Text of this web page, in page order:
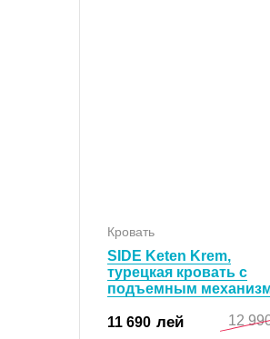
Кровать
SIDE Keten Krem,
турецкая кровать с
подъемным
11 690 лей 12